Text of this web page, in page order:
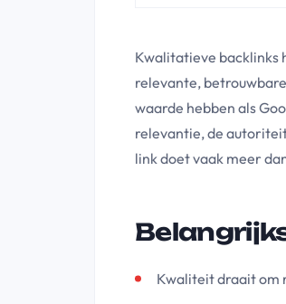
Kwalitatieve backlinks
relevante,
waarde hebben als
relevantie, de
link doet vaak meer
Kwaliteit draait om